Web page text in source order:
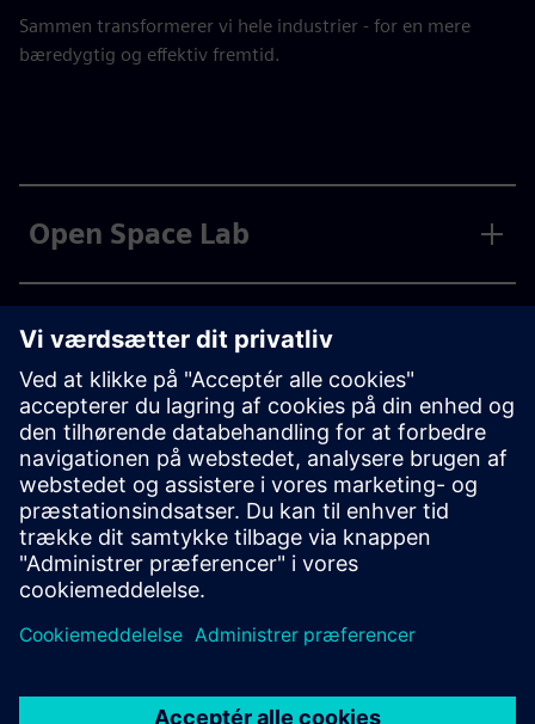
Sammen transformerer vi hele industrier - for en mere
bæredygtig og effektiv fremtid.
Open Space Lab
Samskabelse
Partnerprogrammer